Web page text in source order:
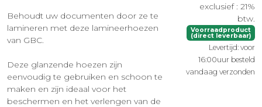
Behoudt uw documenten door ze te
lamineren met deze lamineerhoezen
van GBC.
Deze glanzende hoezen zijn
eenvoudig te gebruiken en schoon te
maken en zijn ideaal voor het
beschermen en het verlengen van de
exclusief : 21%
btw.
Voorraadproduct
(direct leverbaar)
Levertijd: voor
16:00uur besteld
vandaag verzonden